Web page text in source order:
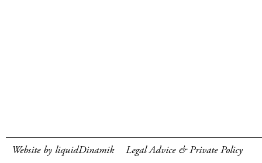
Website by liquidDinamik Legal Advice & Private Policy